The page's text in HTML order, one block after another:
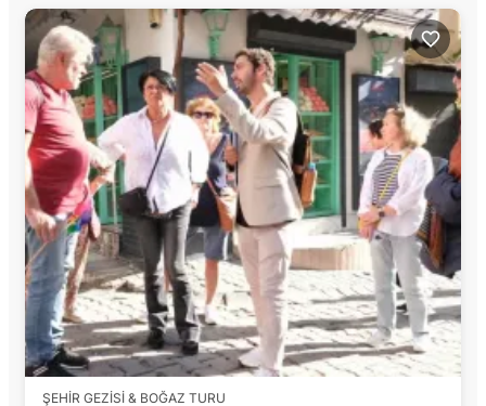
ŞEHIR GEZISI & BOĞAZ TURU